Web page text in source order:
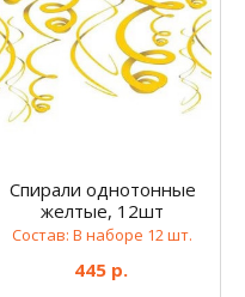
Спирали однотонные
желтые, 12шт
Состав: В наборе 12 шт.
445 р.